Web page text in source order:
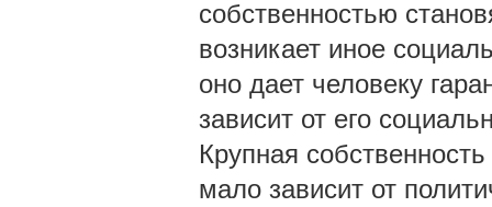
собственностью
возникает иное
оно дает человеку
зависит от его
Крупная
мало зависит от